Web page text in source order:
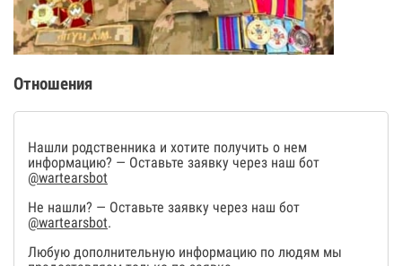
Отношения
Нашли родственника и хотите получить о нем
информацию? — Оставьте заявку через наш бот
@wartearsbot
Не нашли? — Оставьте заявку через наш бот
@wartearsbot.
Любую дополнительную информацию по людям мы